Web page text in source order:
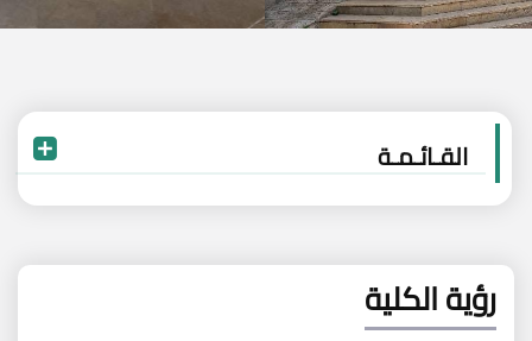
القـائـمـة
رؤية الكلية